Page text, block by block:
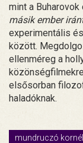
mint a
másik ember
experimentális
között.
ellenméreg a
elsősorban
haladóknak.
mundruczó kornél